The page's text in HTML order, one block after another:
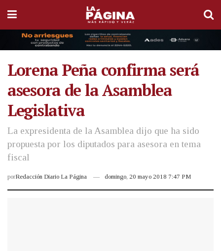
Lorena Peña confirma será
asesora de la Asamblea
Legislativa
La expresidenta de la Asamblea dijo que ha sido
propuesta por los diputados para asesora en tema
fiscal
porRedacción Diario La Página domingo, 20 mayo 2018 7:47 PM